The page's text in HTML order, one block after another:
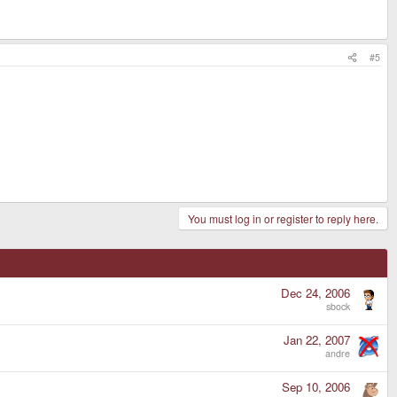
#5
You must log in or register to reply here.
Dec 24, 2006
sbock
Jan 22, 2007
andre
Sep 10, 2006